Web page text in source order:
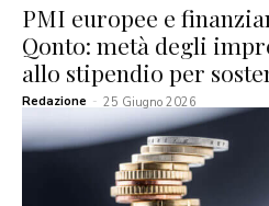
PMI europee e
Qonto: metà degli
allo stipendio per
Redazione - 25 Giugno 2026